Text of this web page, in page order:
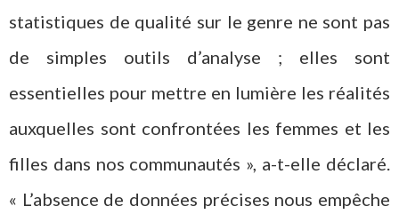
statistiques de qualité sur le genre ne sont pas
de simples outils d’analyse ; elles sont
essentielles pour mettre en lumière les réalités
auxquelles sont confrontées les femmes et les
filles dans nos communautés », a-t-elle déclaré.
« L’absence de données précises nous empêche